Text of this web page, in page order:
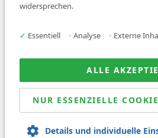
Über uns
News
© 2026 Sanovetis. All
widersprechen.
✓ Essentiell • Analyse • Externe
ALLE
NUR ESSENZIELLE
Details und individuelle